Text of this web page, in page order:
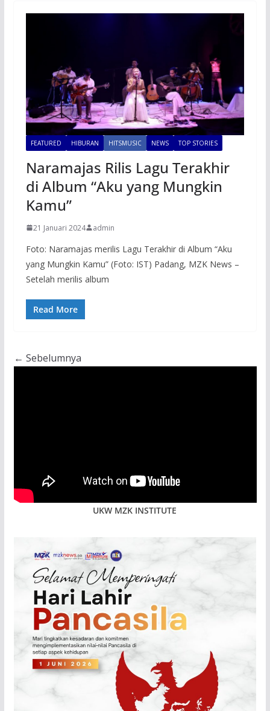
FEATURED HIBURAN HITSMUSIC NEWS TOP STORIES
Naramajas Rilis Lagu Terakhir
di Album “Aku yang Mungkin
Kamu”
21 Januari 2024 admin
Foto: Naramajas merilis Lagu Terakhir di Album “Aku
yang Mungkin Kamu” (Foto: IST) Padang, MZK News –
Setelah merilis album
Read More
← Sebelumnya
UKW MZK INSTITUTE